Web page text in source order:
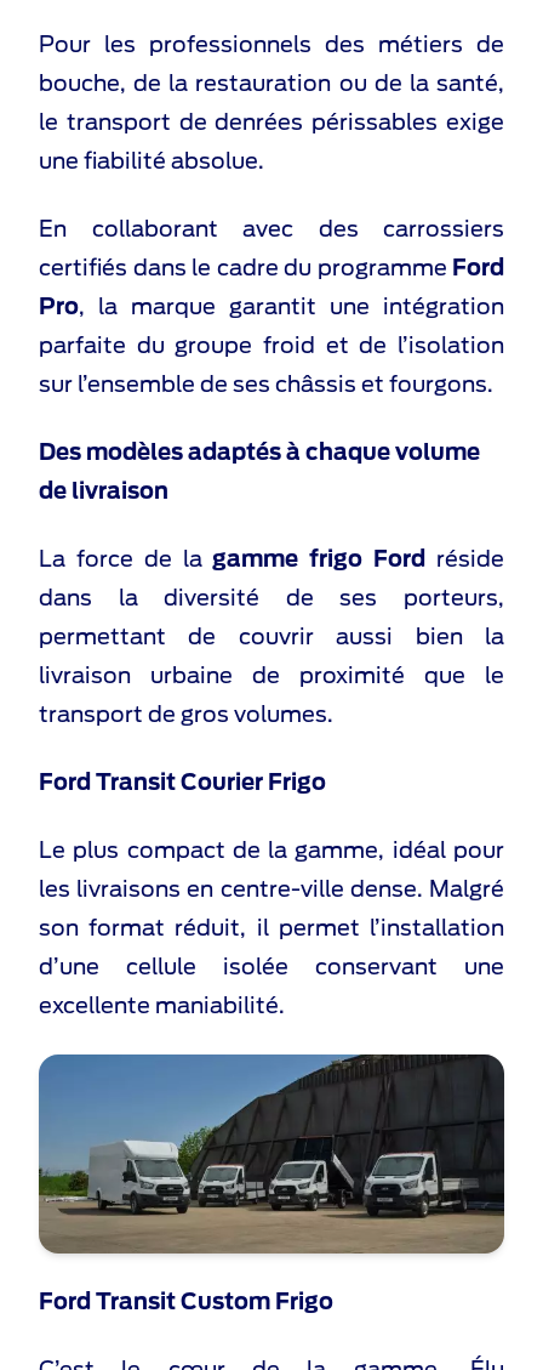
Pour les professionnels des métiers de
bouche, de la restauration ou de la santé,
le transport de denrées périssables exige
une fiabilité absolue.
En collaborant avec des carrossiers
certifiés dans le cadre du programme Ford
Pro, la marque garantit une intégration
parfaite du groupe froid et de l’isolation
sur l’ensemble de ses châssis et fourgons.
Des modèles adaptés à chaque volume
de livraison
La force de la gamme frigo Ford
réside
dans la diversité de ses porteurs,
permettant de couvrir aussi bien la
livraison urbaine de proximité que le
transport de gros volumes.
Ford Transit Courier Frigo
Le plus compact de la gamme, idéal pour
les livraisons en centre-ville dense. Malgré
son format réduit, il permet l’installation
d’une cellule isolée conservant une
excellente maniabilité.
Ford Transit Custom Frigo